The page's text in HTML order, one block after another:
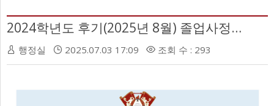
2024학년도 후기(2025년 8월) 졸업사정 결과 확인 안내
행정실 2025.07.03 17:09 조회 수 : 293